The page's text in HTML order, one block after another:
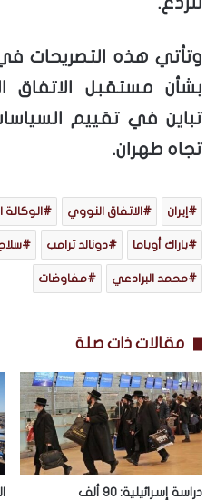
وتأتي هذه التصريحات
بشأن مستقبل الاتفاق
تباين في تقييم
تجاه طهران.
إيران الاتفاق النووي الوكالة
باراك أوباما دونالد ترامب
محمد البرادعي مفاوضات
مقالات ذات صلة
دراسة إسرائيلية: 90 ألف